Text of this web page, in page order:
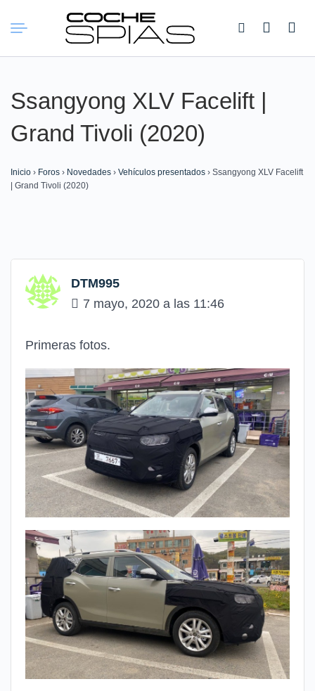
Buscar:
Ssangyong XLV Facelift |
Grand Tivoli (2020)
Inicio › Foros › Novedades › Vehículos presentados › Ssangyong XLV Facelift
| Grand Tivoli (2020)
DTM995
7 mayo, 2020 a las 11:46
Primeras fotos.